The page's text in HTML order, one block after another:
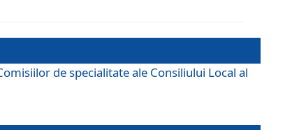
de specialitate ale Consiliului Local al